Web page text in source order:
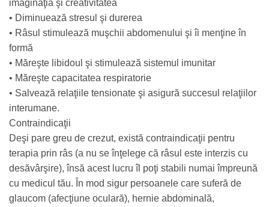
imaginaţia şi creativitatea
• Diminuează stresul şi durerea
• Râsul stimulează muşchii abdomenului şi îi menţine în
formă
• Măreşte libidoul şi stimulează sistemul imunitar
• Măreşte capacitatea respiratorie
• Salvează relaţiile tensionate şi asigură succesul relaţiilor
interumane.
Contraindicaţii
Deşi pare greu de crezut, există contraindicaţii pentru
terapia prin râs (a nu se înţelege că râsul este interzis cu
desăvârşire), însă acest lucru îl poţi stabili numai împreună
cu medicul tău. În mod sigur persoanele care suferă de
glaucom (afecţiune oculară), hernie abdominală,